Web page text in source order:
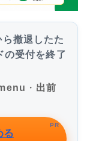
撤退したた
の受付を終了
・ 出前
る
PR